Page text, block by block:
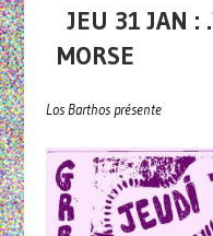
JEU 31 JAN :
MORSE
Los Barthos présente